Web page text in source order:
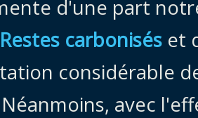
d'une part
Restes carbonisés et
considérable
avec